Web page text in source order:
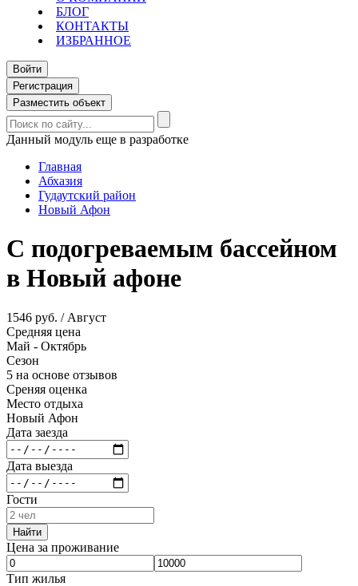
БЛОГ
КОНТАКТЫ
ИЗБРАННОЕ
Войти
Регистрация
Разместить объект
Данный модуль еще в разработке
Главная
Абхазия
Гудаутский район
Новый Афон
С подогреваемым бассейном
в Новый афоне
1546 руб. / Август
Средняя цена
Май - Октябрь
Сезон
5 на основе отзывов
Среняя оценка
Место отдыха
Новый Афон
Дата заезда
Дата выезда
Гости
Найти
Цена за проживание
Тип жилья